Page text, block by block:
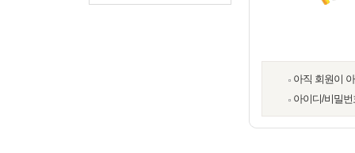
아직 회원이
아이디/비밀